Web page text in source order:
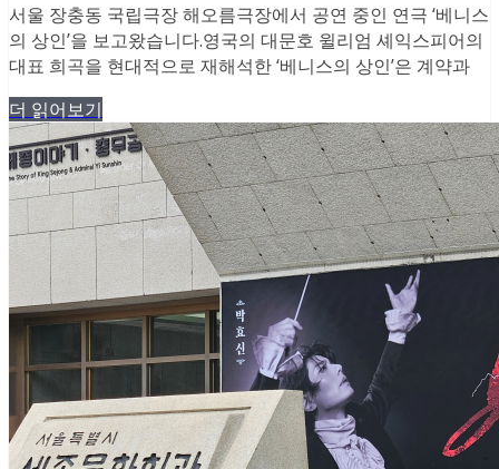
서울 장충동 국립극장 해오름극장에서 공연 중인 연극 ‘베니스
의 상인’을 보고왔습니다.영국의 대문호 윌리엄 셰익스피어의
대표 희곡을 현대적으로 재해석한 ‘베니스의 상인’은 계약과
더 읽어보기